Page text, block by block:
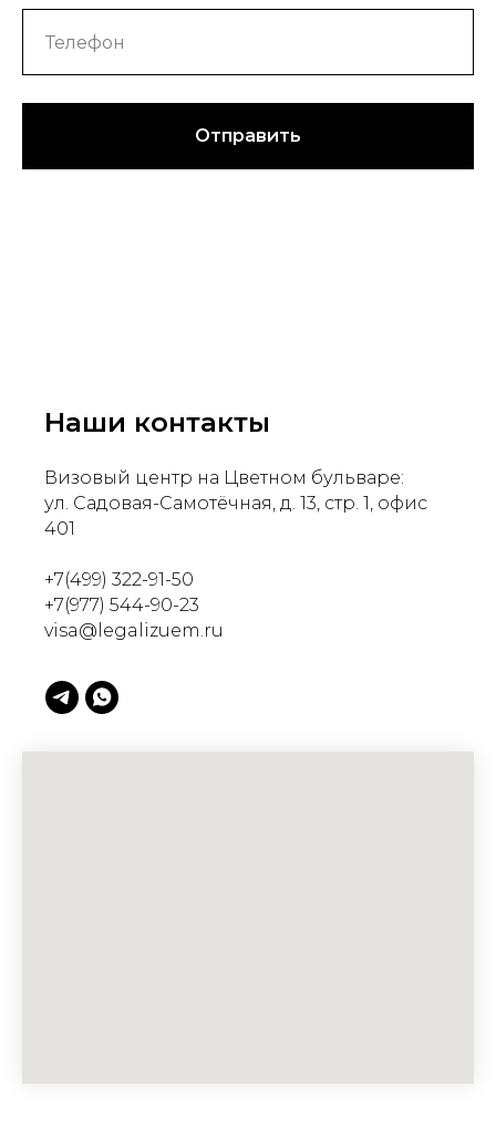
Отправить
Наши контакты
Визовый центр на Цветном бульваре:
ул. Садовая-Самотёчная, д. 13, стр. 1, офис
401
+7(499) 322-91-50
+7(977) 544-90-23
visa@legalizuem.ru